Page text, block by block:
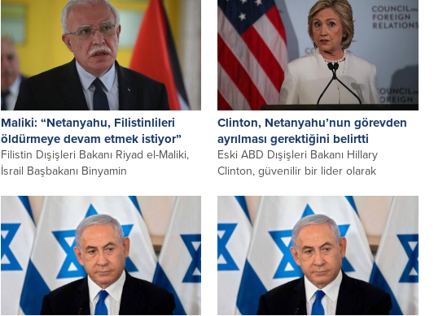
serbest bırakılmasını sağlayacak bir esir
takası anlaşmasının...
“kapsamlı bir...
Maliki: “Netanyahu, Filistinlileri
öldürmeye devam etmek istiyor”
Filistin Dışişleri Bakanı Riyad el-Maliki,
İsrail Başbakanı Binyamin
istemediğini, genç yaşlı gözetmeksizin...
Clinton, Netanyahu’nun görevden
ayrılması gerektiğini belirtti
Eski ABD Dışişleri Bakanı Hillary
Clinton, güvenilir bir lider olarak
Netanyahu’nun...